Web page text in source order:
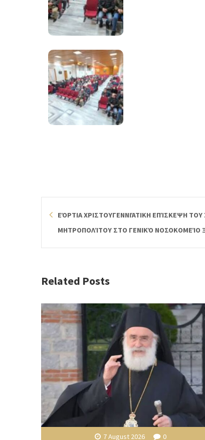
ΕΌΡΤΙΑ ΧΡΙΣΤΟΥΓΕΝΝΙΆΤΙΚΗ ΕΠΊΣΚΕΨΗ
ΜΗΤΡΟΠΟΛΊΤΟΥ ΣΤΟ ΓΕΝΙΚΌ ΝΟΣΟΚΟΜΕΊΟ
Related Posts
7 August 2026 0